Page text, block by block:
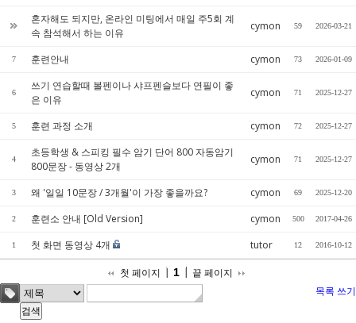
혼자해도 되지만, 온라인 미팅에서 매일 주5회 계
속 참석해서 하는 이유
cymon 59 2026-03-21
7 훈련안내 cymon 73 2026-01-09
6
쓰기 연습할때 볼펜이나 샤프펜슬보다 연필이 좋
은 이유
cymon 71 2025-12-27
5 훈련 과정 소개 cymon 72 2025-12-27
4
초등학생 & 스피킹 필수 암기 단어 800 자동암기
800문장 - 동영상 2개
cymon 71 2025-12-27
3 왜 '일일 10문장 / 3개월'이 가장 좋을까요? cymon 69 2025-12-20
2 훈련소 안내 [Old Version] cymon 500 2017-04-26
1 첫 화면 동영상 4개 tutor 12 2016-10-12
첫 페이지 1 끝 페이지
목록 쓰기